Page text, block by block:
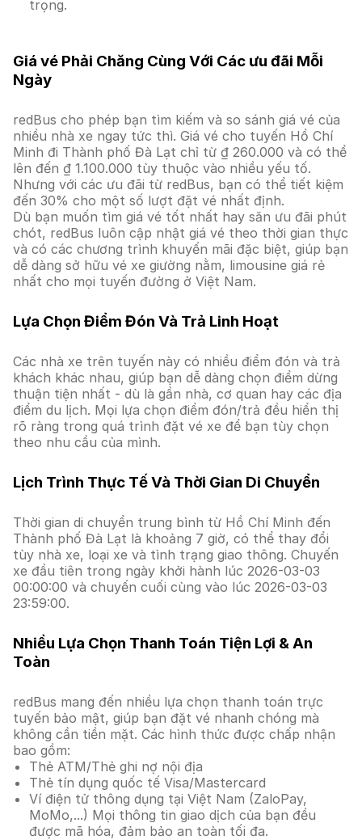
trọng.
Giá vé Phải Chăng Cùng Với Các ưu đãi Mỗi
Ngày
redBus cho phép bạn tìm kiếm và so sánh giá vé của
nhiều nhà xe ngay tức thì. Giá vé cho tuyến Hồ Chí
Minh đi Thành phố Đà Lạt chỉ từ ₫ 260.000 và có thể
lên đến ₫ 1.100.000 tùy thuộc vào nhiều yếu tố.
Nhưng với các ưu đãi từ redBus, bạn có thể tiết kiệm
đến 30% cho một số lượt đặt vé nhất định.
Dù bạn muốn tìm giá vé tốt nhất hay săn ưu đãi phút
chót, redBus luôn cập nhật giá vé theo thời gian thực
và có các chương trình khuyến mãi đặc biệt, giúp bạn
dễ dàng sở hữu vé xe giường nằm, limousine giá rẻ
nhất cho mọi tuyến đường ở Việt Nam.
Lựa Chọn Điểm Đón Và Trả Linh Hoạt
Các nhà xe trên tuyến này có nhiều điểm đón và trả
khách khác nhau, giúp bạn dễ dàng chọn điểm dừng
thuận tiện nhất - dù là gần nhà, cơ quan hay các địa
điểm du lịch. Mọi lựa chọn điểm đón/trả đều hiển thị
rõ ràng trong quá trình đặt vé xe để bạn tùy chọn
theo nhu cầu của mình.
Lịch Trình Thực Tế Và Thời Gian Di Chuyển
Thời gian di chuyển trung bình từ Hồ Chí Minh đến
Thành phố Đà Lạt là khoảng 7 giờ, có thể thay đổi
tùy nhà xe, loại xe và tình trạng giao thông. Chuyến
xe đầu tiên trong ngày khởi hành lúc 2026-03-03
00:00:00 và chuyến cuối cùng vào lúc 2026-03-03
23:59:00.
Nhiều Lựa Chọn Thanh Toán Tiện Lợi & An
Toàn
redBus mang đến nhiều lựa chọn thanh toán trực
tuyến bảo mật, giúp bạn đặt vé nhanh chóng mà
không cần tiền mặt. Các hình thức được chấp nhận
bao gồm:
Thẻ ATM/Thẻ ghi nợ nội địa
Thẻ tín dụng quốc tế Visa/Mastercard
Ví điện tử thông dụng tại Việt Nam (ZaloPay,
MoMo,...) Mọi thông tin giao dịch của bạn đều
được mã hóa, đảm bảo an toàn tối đa.